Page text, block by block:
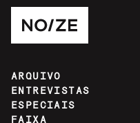
ARQUIVO
ENTREVISTAS
ESPECIAIS
FAIXA